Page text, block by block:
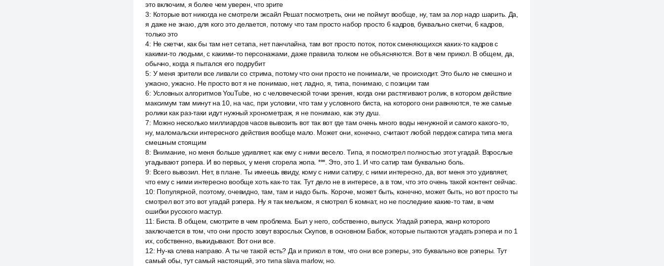
это включим, я более чем уверен, что зрите
3: Которые вот никогда не смотрели эксайл Решат посмотреть, они не поймут вообще, ну, там за лор надо шарить. Да,
я даже не знаю, для кого это делается, потому что там просто набор просто 6 кадров, буквально скетчи, 6 кадров,
только это
4: Не скетчи, как бы там нет сетапа, нет панчлайна, там вот просто поток, поток сменяющихся каких-то кадров с
какими-то людьми, с какими-то персонажами, даже правила толком не объясняются. Вот в чем прикол. В общем, да,
обычно, когда я пытался его подрубит
5: У меня зрители все ливали со стрима, потому что они просто не понимали, че происходит. Это было не смешно и
ужасно, ужасно. Не просто вот я не понимаю, нет, ладно, я, типа, понимаю, с позиции там
6: Условных алгоритмов YouTube, но с человеческой точки зрения, когда они растягивают ролик, в котором действие
максимум там минут на 10, на час, при условии, что там у условного биста, на которого они равняются, те же самые
ролики как раз-таки идут нужный хронометраж, я не понимаю, как эту душ.
7: Можно несколько миллиардов часов вывозить вот так вот где там очень много воды ненужной и самого какого-то,
ну, маломальски интересного действия вообще мало. Может они, конечно, считают любой пердеж сатира типа мега
смешным стоящим
8: Внимание, но меня больше удивляет, как ему с ними весело. Типа, я посмотрел полностью этот угадай. Взрослые
угадывают рэпера. И во первых, у меня сгорела жопа. ***. Это, это 1. И что сатир там буквально боль.
9: Всего вывозил. Нет, в плане. Ты имеешь ввиду, кому с ними сатиру, с ними интересно, да, вот меня это удивляет,
что ему с ними интересно вообще хоть как-то так. Тут дело не в интересе, а в том, что это очень такой контент сейчас.
10: Популярной, поэтому, очевидно, там, там и надо быть. Короче, может быть, конечно, может быть, но вот просто ты
смотрел вот это вот угадай рэпера. Ну я так мельком, я смотрел 6 комнат, но не последние какие-то там, в чем
ошибки русского мастур.
11 : Биста. В общем, смотрите в чем проблема. Был у него, собственно, выпуск. Угадай рэпера, жанр которого
заключается в том, что они просто зовут взрослых Скупов, в основном Бабок, которые пытаются угадать рэпера и по 1
их, собственно, выкидывают. Вот они все.
12: Ну-ка слева направо. А ты че такой есть? Да и прикол в том, что они все рэперы, это буквально все рэперы. Тут
самый обы, тут самый настоящий, это типа slava marlow, но.